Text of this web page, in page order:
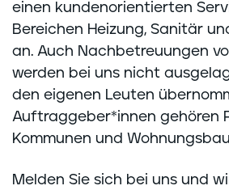
einen kundenorientierten
Bereichen Heizung, Sanitär
an. Auch Nachbetreuungen
werden bei uns nicht
den eigenen Leuten
Auftraggeber*innen gehören
Kommunen und
Melden Sie sich bei uns und